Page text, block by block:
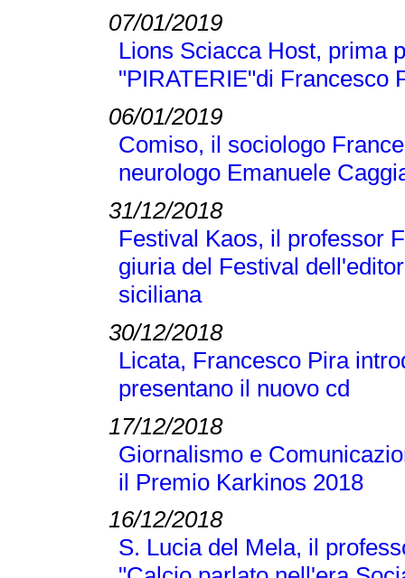
07/01/2019
Lions Sciacca Host, prima
"PIRATERIE"di Francesco
06/01/2019
Comiso, il sociologo
neurologo Emanuele
31/12/2018
Festival Kaos, il professor
giuria del Festival
siciliana
30/12/2018
Licata, Francesco Pira
presentano il nuovo cd
17/12/2018
Giornalismo e
il Premio Karkinos 2018
16/12/2018
S. Lucia del Mela, il